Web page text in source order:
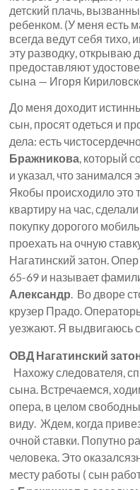
детский плачь,
ребенком. (У меня есть
всегда ведут себя тихо,
эту разводку, открываю
предоставляют
сына — Игоря
До меня доходит
сын, просят одеться и
дела: есть
Бражникова, который
и указал, что
Якобы происходило это
квартиру на час,
покупку дорогого
проехать на очную
Нагатинский затон.
65-69 и называет
Александр. Во дворе
крузер Прадо.
уезжают. Я выдвигаюсь
ОВД Нагатинский
Нахожу следователя,
сына. Встречаемся,
опера, в целом
виду. Ждем, когда
очной ставки. Попутно
человека. Это
месту работы ( сын